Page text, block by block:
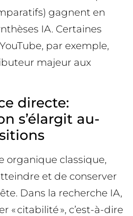
gagnent en
IA. Certaines
par exemple,
majeur aux
directe:
s’élargit au-
organique classique,
et de conserver
Dans la recherche IA,
« citabilité », c’est-à-dire